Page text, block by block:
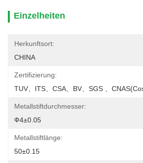
Einzelheiten
Herkunftsort:
CHINA
Zertifizierung:
TUV、ITS、CSA、BV、SGS 、
Metallstiftdurchmesser:
Ф4±0.05
Metallstiftlänge:
50±0.15